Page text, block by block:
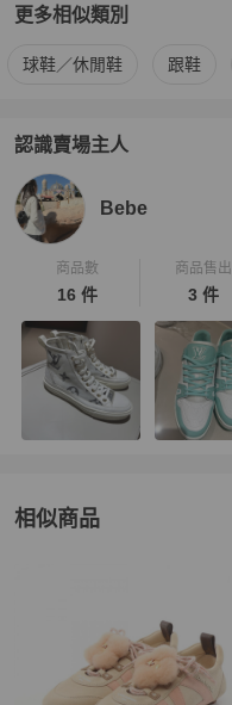
更多相似類別
更多Louis Vuitton 女鞋相似
球鞋／休閒鞋 跟鞋
認識賣場主人
PopChill 拍拍圈嚴選賣家
Bebe
商品數
16 件
商品售出
3 件
相似商品